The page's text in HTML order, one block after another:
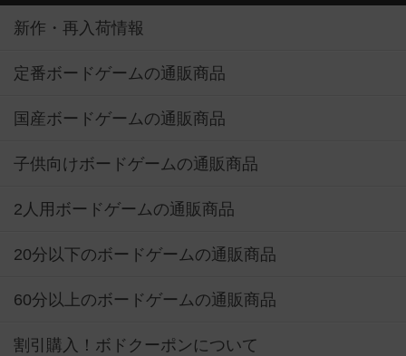
新作・再入荷情報
定番ボードゲームの通販商品
国産ボードゲームの通販商品
子供向けボードゲームの通販商品
2人用ボードゲームの通販商品
20分以下のボードゲームの通販商品
60分以上のボードゲームの通販商品
割引購入！ボドクーポンについて